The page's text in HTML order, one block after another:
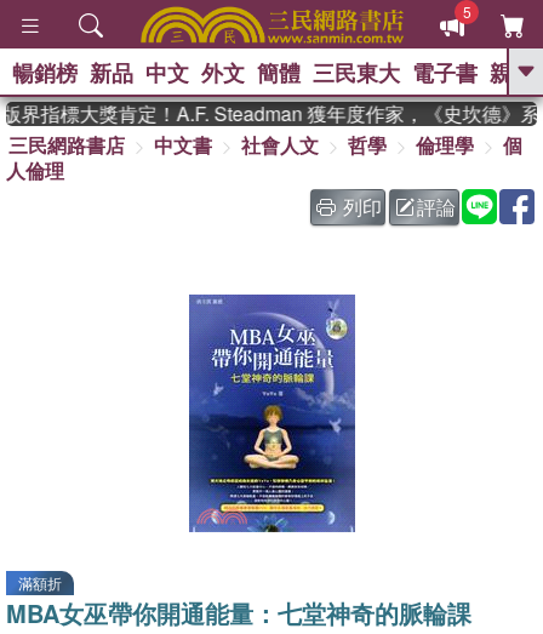
5
GO
熱搜： 東野圭吾 、 高希均教授回憶錄
史是一群喵 、 暑期推薦 、 國際布克
獎 臺灣漫遊錄 、 方念華 、 台灣的李
暢銷榜 新品 中文 外文 簡體 三民東大 電子書 親子
指標大獎肯定！A.F. Steadman 獲年度作家，《史坎德》系
三民網路書店
中文書 社會人文 哲學 倫理學
個
人倫理
列印
評論
滿額折
MBA女巫帶你開通能量：七堂神奇的脈輪課